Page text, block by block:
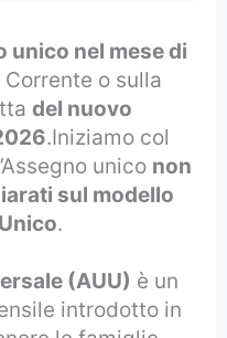
unico nel mese di
o sulla
del nuovo
.Iniziamo col
unico non
sul modello
.
(AUU) è un
introdotto in